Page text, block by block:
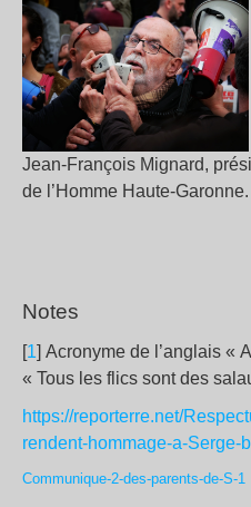
Jean-François Mignard,
de l’Homme Haute-Garonne.
Notes
[1] Acronyme de l’anglais «
« Tous les flics sont des
https://reporterre.net/
rendent-hommage-a-Serge-
Communique-2-des-parents-de-S-1